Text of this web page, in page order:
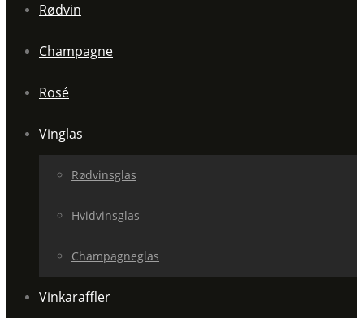
Rødvin
Champagne
Rosé
Vinglas
Rødvinsglas
Hvidvinsglas
Champagneglas
Vinkaraffler